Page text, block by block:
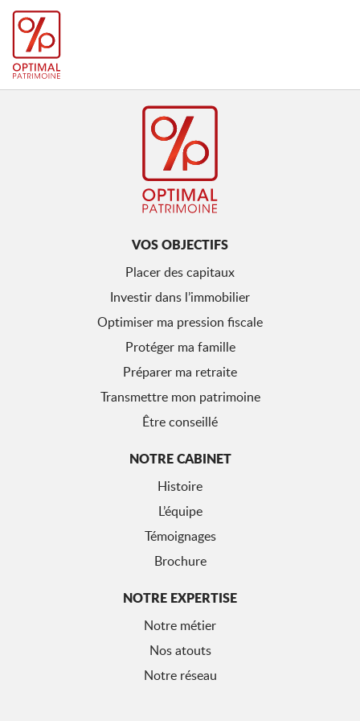
VOS OBJECTIFS
Placer des capitaux
Investir dans l’immobilier
Optimiser ma pression fiscale
Protéger ma famille
Préparer ma retraite
Transmettre mon patrimoine
Être conseillé
NOTRE CABINET
Histoire
L’équipe
Témoignages
Brochure
NOTRE EXPERTISE
Notre métier
Nos atouts
Notre réseau